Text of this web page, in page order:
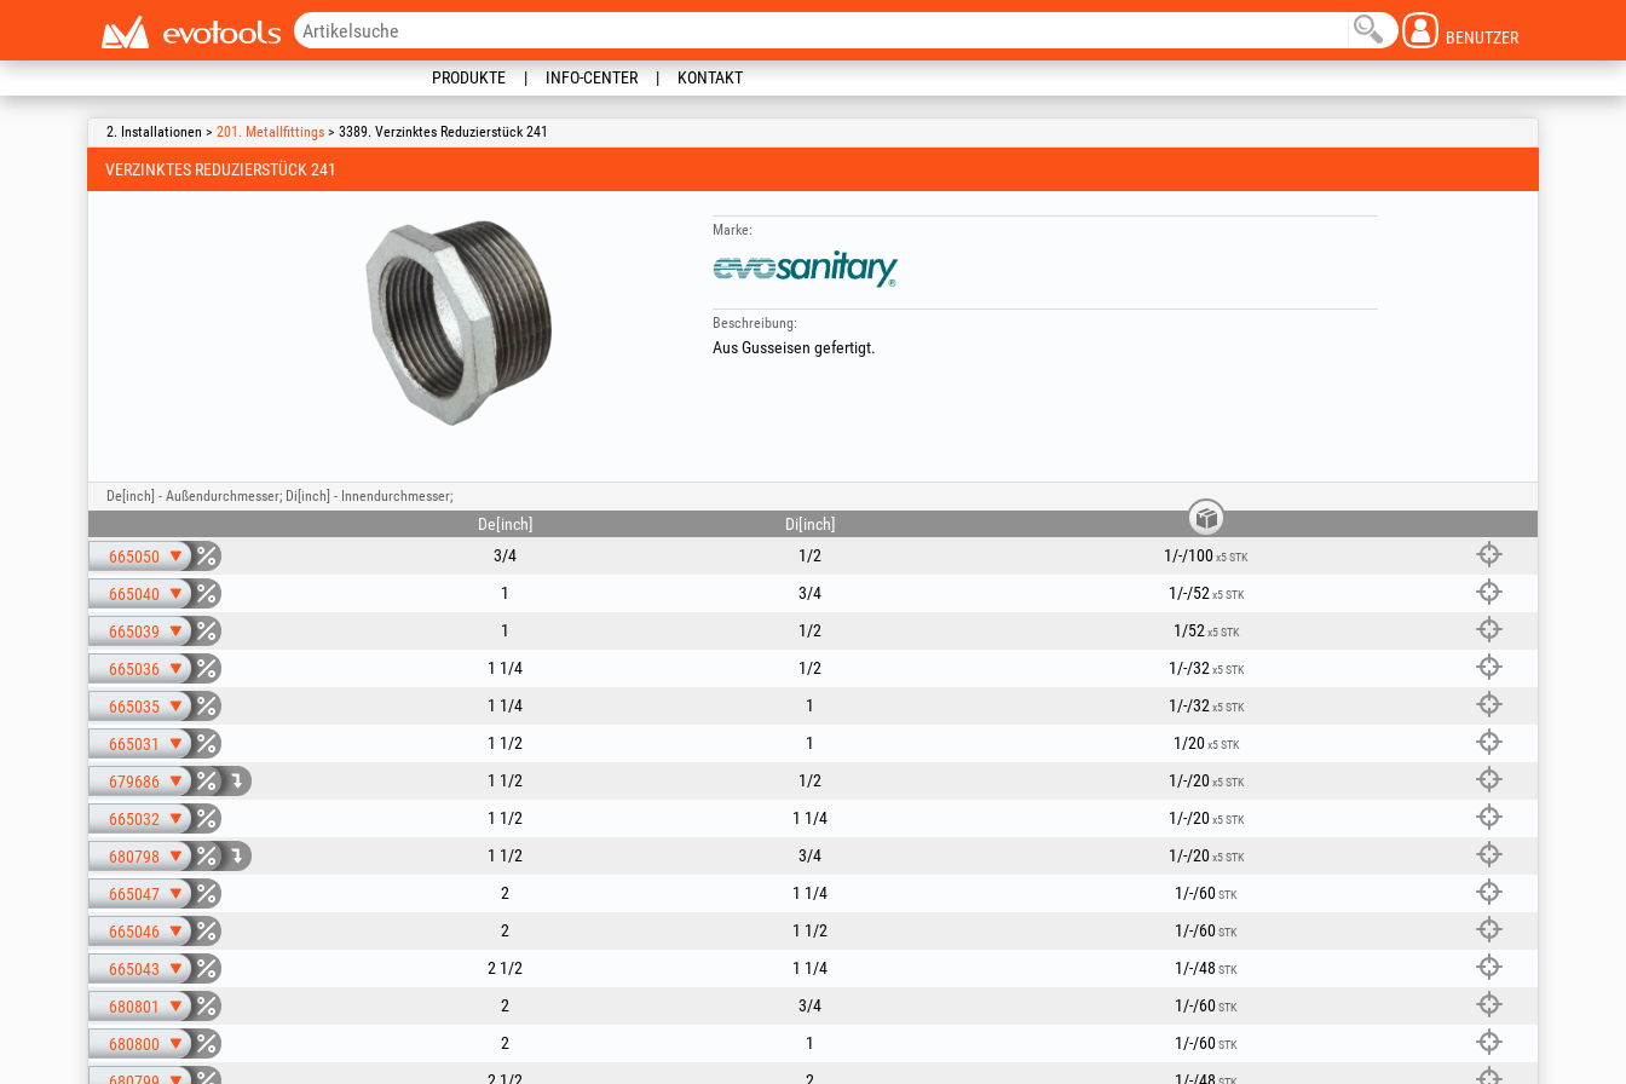
BENUTZER
PRODUKTE INFO-CENTER KONTAKT
2. Installationen > 201. Metallfittings > 3389. Verzinktes Reduzierstück 241
VERZINKTES REDUZIERSTÜCK 241
Marke:
Beschreibung:
Aus Gusseisen gefertigt.
De[inch] - Außendurchmesser; Di[inch] - Innendurchmesser;
De[inch]
Di[inch]
665050
3/4 1/2 1/-/100x5 STK
665040 1 3/4 1/-/52 x5 STK
665039 1 1/2 1/52 x5 STK
665036 1 1/4 1/2 1/-/32 x5 STK
665035 1 1/4 1 1/-/32 x5 STK
665031 1 1/2 1 1/20x5 STK
679686 1 1/2 1/2 1/-/20x5 STK
665032 1 1/2 1 1/4 1/-/20x5 STK
680798 1 1/2 3/4 1/-/20x5 STK
665047 2 1 1/4 1/-/60STK
665046 2 1 1/2 1/-/60STK
665043 2 1/2 1 1/4 1/-/48 STK
680801 2 3/4 1/-/60STK
680800 2 1 1/-/60STK